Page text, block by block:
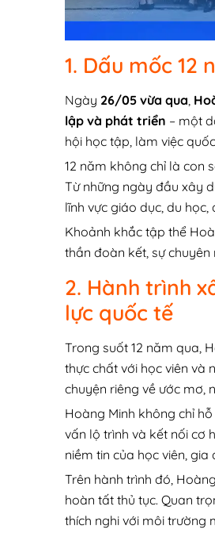
1. Dấu mốc
Ngày 26/05 vừa qua,
lập và phát triển – một
hội học tập, làm việc
12 năm không chỉ là con
Từ những ngày đầu xây
lĩnh vực giáo dục, du
Khoảnh khắc tập thể
thần đoàn kết, sự
2. Hành trình
lực quốc tế
Trong suốt 12 năm qua,
thực chất với học viên và
chuyện riêng về ước mơ,
Hoàng Minh không chỉ
vấn lộ trình và kết nối cơ
niềm tin của học viên,
Trên hành trình đó,
hoàn tất thủ tục. Quan
thích nghi với môi trường